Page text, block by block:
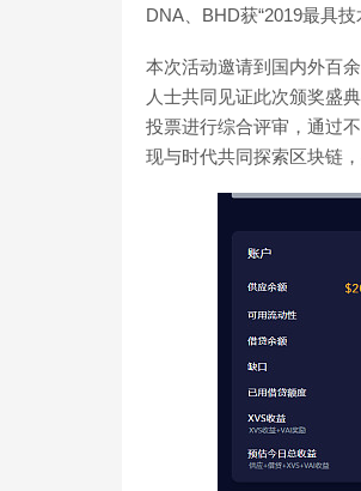
DNA、BHD获“2019最具技
本次活动邀请到国内外百
人士共同见证此次颁奖盛
投票进行综合评审，通过
现与时代共同探索区块链